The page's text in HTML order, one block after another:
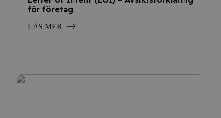
för företag
LÄS MER